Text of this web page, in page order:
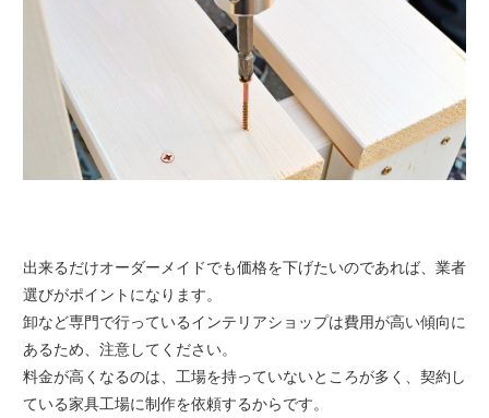
出来るだけオーダーメイドでも価格を下げたいのであれば、業者
選びがポイントになります。
卸など専門で行っているインテリアショップは費用が高い傾向に
あるため、注意してください。
料金が高くなるのは、工場を持っていないところが多く、契約し
ている家具工場に制作を依頼するからです。